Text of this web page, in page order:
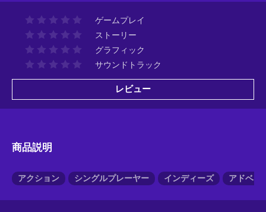
ゲームプレイ
ストーリー
グラフィック
サウンドトラック
レビュー
商品説明
アクション シングルプレーヤー インディーズ アドベン